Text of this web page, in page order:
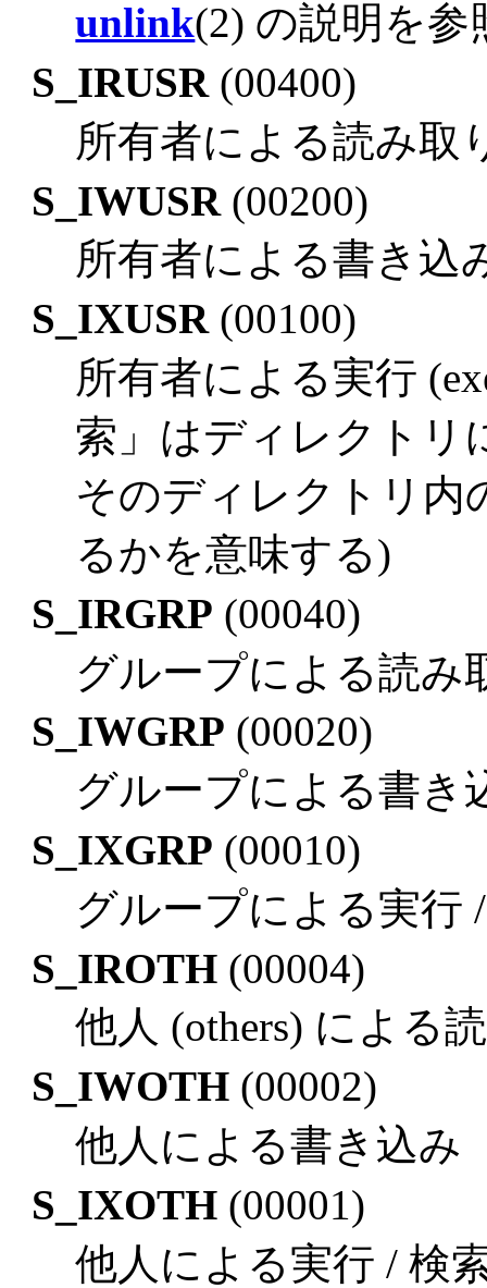
unlink(2) の説明を参
S_IRUSR(00400)
所有者による読み取
S_IWUSR (00200)
所有者による書き込
S_IXUSR(00100)
所有者による実行
索」はディレクトリ
そのディレクトリ内
るかを意味する)
S_IRGRP (00040)
グループによる読み
S_IWGRP (00020)
グループによる書き
S_IXGRP (00010)
グループによる実行
S_IROTH (00004)
他人 (others) による
S_IWOTH (00002)
他人による書き込み
S_IXOTH (00001)
他人による実行 / 検